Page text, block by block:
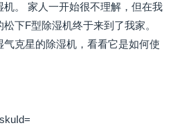
。 家人一开始很不理解，但在我
下F型除湿机终于来到了我家。
克星的除湿机，看看它是如何使